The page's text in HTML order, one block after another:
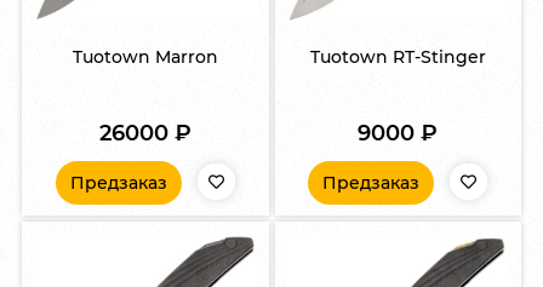
Tuotown Marron
26000 ₽
Предзаказ
Tuotown RT-Stinger
9000₽
Предзаказ